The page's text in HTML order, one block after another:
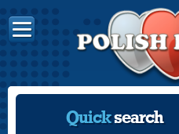
Quicksearch